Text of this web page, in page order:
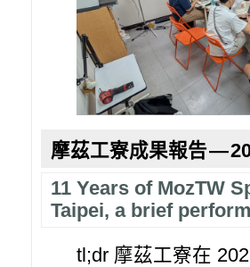
摩茲工寮成果報告 —
11 Years of MozTW
Taipei, a brief
tl;dr 摩茲工寮在